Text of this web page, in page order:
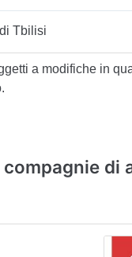
Tbilisi
a modifiche in
di